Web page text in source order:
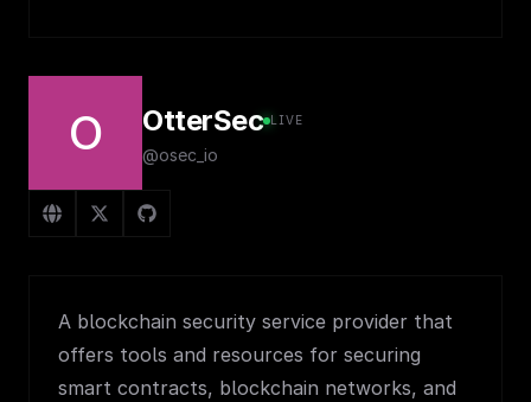
O OtterSec LIVE
@osec_io
A blockchain security service provider that
offers tools and resources for securing
smart contracts, blockchain networks, and